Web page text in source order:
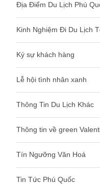
Địa Điểm Du Lịch Phú
Kinh Nghiệm Đi Du Lịch
Ký sự khách hàng
Lễ hội tình nhân xanh
Thông Tin Du Lịch Khác
Thông tin về green
Tín Ngưỡng Văn Hoá
Tin Tức Phú Quốc